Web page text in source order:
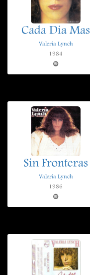
Cada Dia Mas
Valeria Lynch
1984
Sin Fronteras
Valeria Lynch
1986